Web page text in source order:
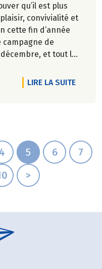
qu’il est plus
convivialité et
cette fin d’année
campagne de
et tout le
LIRE LA SUITEDE
4 5 6
7
>